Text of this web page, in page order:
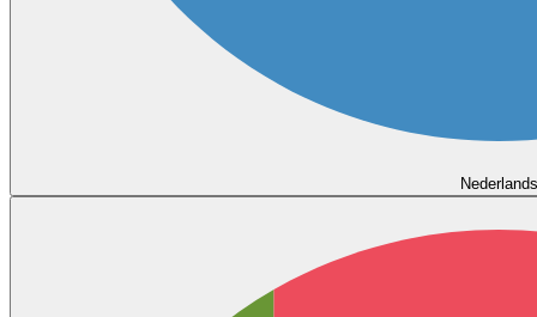
Nederlands